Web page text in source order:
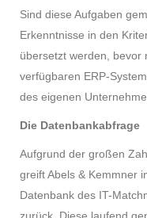
Sind diese Aufgaben
Erkenntnisse in den
übersetzt werden,
verfügbaren ERP-
des eigenen
Die Datenbankabfrage
Aufgrund der großen
greift Abels & Kemmner
Datenbank des IT-